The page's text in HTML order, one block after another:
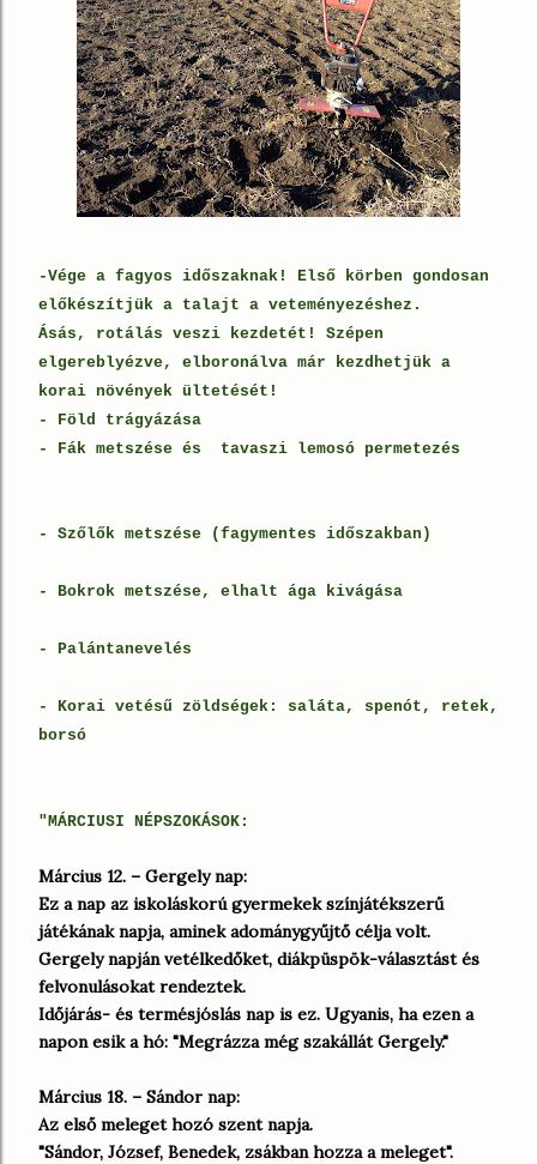
-Vége a fagyos időszaknak! Első körben gondosan
előkészítjük a talajt a veteményezéshez.
Ásás, rotálás veszi kezdetét! Szépen
elgereblyézve, elboronálva már kezdhetjük a
korai növények ültetését!
- Föld trágyázása
- Fák metszése és tavaszi lemosó permetezés
- Szőlők metszése (fagymentes időszakban)
- Bokrok metszése, elhalt ága kivágása
- Palántanevelés
- Korai vetésű zöldségek: saláta, spenót, retek,
borsó
"MÁRCIUSI NÉPSZOKÁSOK:
Március 12. – Gergely nap:
Ez a nap az iskoláskorú gyermekek színjátékszerű
játékának napja, aminek adománygyűjtő célja volt.
Gergely napján vetélkedőket, diákpüspök-választást és
felvonulásokat rendeztek.
Időjárás- és termésjóslás nap is ez. Ugyanis, ha ezen a
napon esik a hó: "Megrázza még szakállát Gergely."
Március 18. – Sándor nap:
Az első meleget hozó szent napja.
"Sándor, József, Benedek, zsákban hozza a meleget".